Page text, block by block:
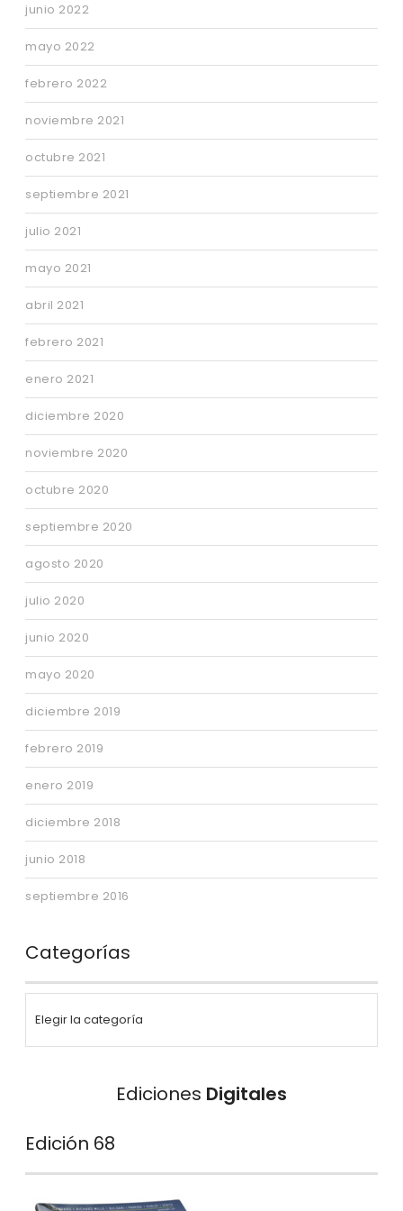
junio 2022
mayo 2022
febrero 2022
noviembre 2021
octubre 2021
septiembre 2021
julio 2021
mayo 2021
abril 2021
febrero 2021
enero 2021
diciembre 2020
noviembre 2020
octubre 2020
septiembre 2020
agosto 2020
julio 2020
junio 2020
mayo 2020
diciembre 2019
febrero 2019
enero 2019
diciembre 2018
junio 2018
septiembre 2016
Categorías
Ediciones Digitales
Edición 68